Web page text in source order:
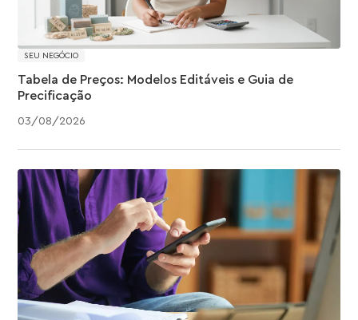
SEU NEGÓCIO
03/08/2026
Tabela de Preços: Modelos Editáveis e Guia de
Precificação